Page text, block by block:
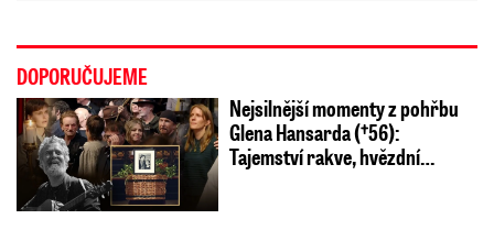
DOPORUČUJEME
Nejsilnější momenty z pohřbu
Glena Hansarda (†56):
Tajemství rakve, hvězdní…